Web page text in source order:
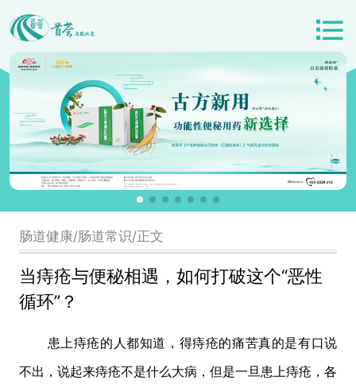
肠道健康/肠道常识/正文
当痔疮与便秘相遇，如何打破这个“恶性
循环”？
患上痔疮的人都知道，得痔疮的痛苦真的是有口说
不出，说起来痔疮不是什么大病，但是一旦患上痔疮，各